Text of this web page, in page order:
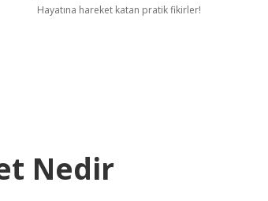
Hayatına hareket katan pratik fikirler!
Nedir